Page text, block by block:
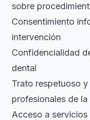
sobre
Consentimiento
intervención
Confidencialidad
dental
Trato respetuoso
profesionales de la
Acceso a